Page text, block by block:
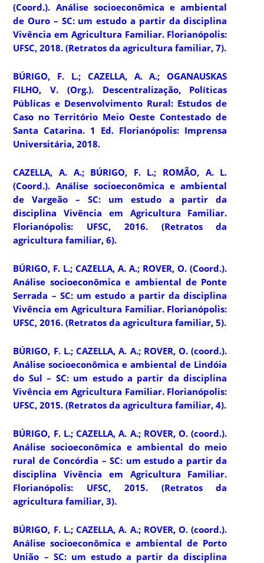
(Coord.). Análise socioeconômica e ambiental
de Ouro – SC: um estudo a partir da disciplina
Vivência em Agricultura Familiar. Florianópolis:
UFSC, 2018. (Retratos da agricultura familiar, 7).
BÚRIGO, F. L.; CAZELLA, A. A.; OGANAUSKAS
FILHO, V. (Org.). Descentralização, Políticas
Públicas e Desenvolvimento Rural:Estudos de
Caso no Território Meio Oeste Contestado de
Santa Catarina. 1 Ed. Florianópolis: Imprensa
Universitária, 2018.
CAZELLA, A. A.; BÚRIGO, F. L.; ROMÃO, A. L.
(Coord.). Análise socioeconômica e ambiental
de Vargeão – SC:um estudo a partir da
disciplina Vivência em Agricultura Familiar.
Florianópolis: UFSC, 2016. (Retratos da
agricultura familiar, 6).
BÚRIGO, F. L.; CAZELLA, A. A.; ROVER, O. (Coord.).
Análise socioeconômica e ambiental de Ponte
Serrada – SC: um estudo a partir da disciplina
Vivência em Agricultura Familiar. Florianópolis:
UFSC, 2016. (Retratos da agricultura familiar, 5).
BÚRIGO, F. L.; CAZELLA, A. A.; ROVER, O. (coord.).
Análise socioeconômica e ambiental de Lindóia
do Sul – SC: um estudo a partir da disciplina
Vivência em Agricultura Familiar. Florianópolis:
UFSC, 2015. (Retratos da agricultura familiar, 4).
BÚRIGO, F. L.; CAZELLA, A. A.; ROVER, O. (coord.).
Análise socioeconômica e ambiental do meio
rural de Concórdia – SC: um estudo a partir da
disciplina Vivência em Agricultura Familiar.
Florianópolis: UFSC, 2015. (Retratos da
agricultura familiar, 3).
BÚRIGO, F. L.; CAZELLA, A. A.; ROVER, O. (coord.).
Análise socioeconômica e ambiental de Porto
União – SC: um estudo a partir da disciplina